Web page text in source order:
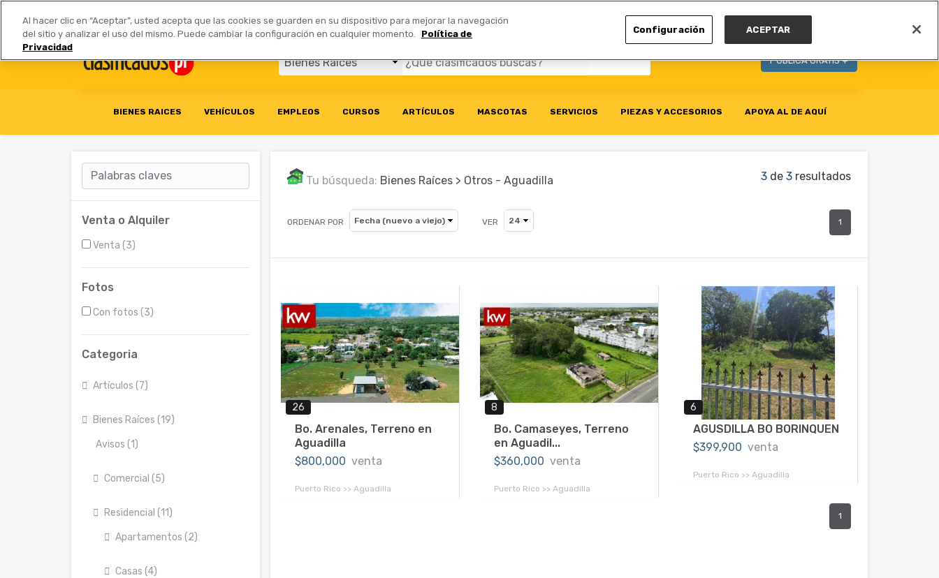
Anúnciate | Tarifas Socios Comerciales
PUBLICA GRATIS +
BIENES RAICES VEHÍCULOS EMPLEOS CURSOS ARTÍCULOS MASCOTAS SERVICIOS PIEZAS Y ACCESORIOS APOYA AL DE AQUÍ
Venta o Alquiler
Venta (3)
Fotos
Con fotos (3)
Categoria
Artículos (7)
Bienes Raíces (19)
Avisos (1)
Comercial (5)
Residencial (11)
Apartamentos (2)
Casas (4)
Tu búsqueda: Bienes Raíces > Otros - Aguadilla 3de 3resultados
ORDENAR POR VER 1
26
Bo. Arenales, Terreno en
Aguadilla
$800,000 venta
Puerto Rico >> Aguadilla
8
Bo. Camaseyes, Terreno
en Aguadil...
$360,000 venta
Puerto Rico >> Aguadilla
6
AGUSDILLA BO BORINQUEN
$399,900 venta
Puerto Rico >> Aguadilla
1
Al hacer clic en “Aceptar”, usted acepta que las cookies se guarden en su dispositivo para mejorar la navegación
del sitio y analizar el uso del mismo. Puede cambiar la configuración en cualquier momento.
Política de
Privacidad
Configuración ACEPTAR